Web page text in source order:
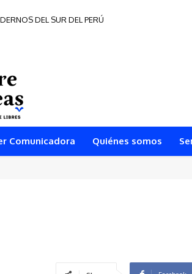
DEL SUR DEL PERÚ
Comunicadora Quiénes somos